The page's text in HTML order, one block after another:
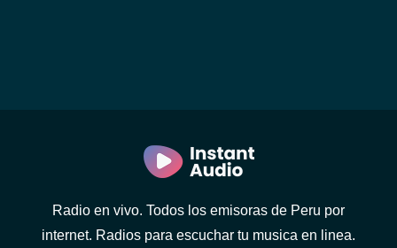
Radio en vivo. Todos los emisoras de Peru por
internet. Radios para escuchar tu musica en linea.